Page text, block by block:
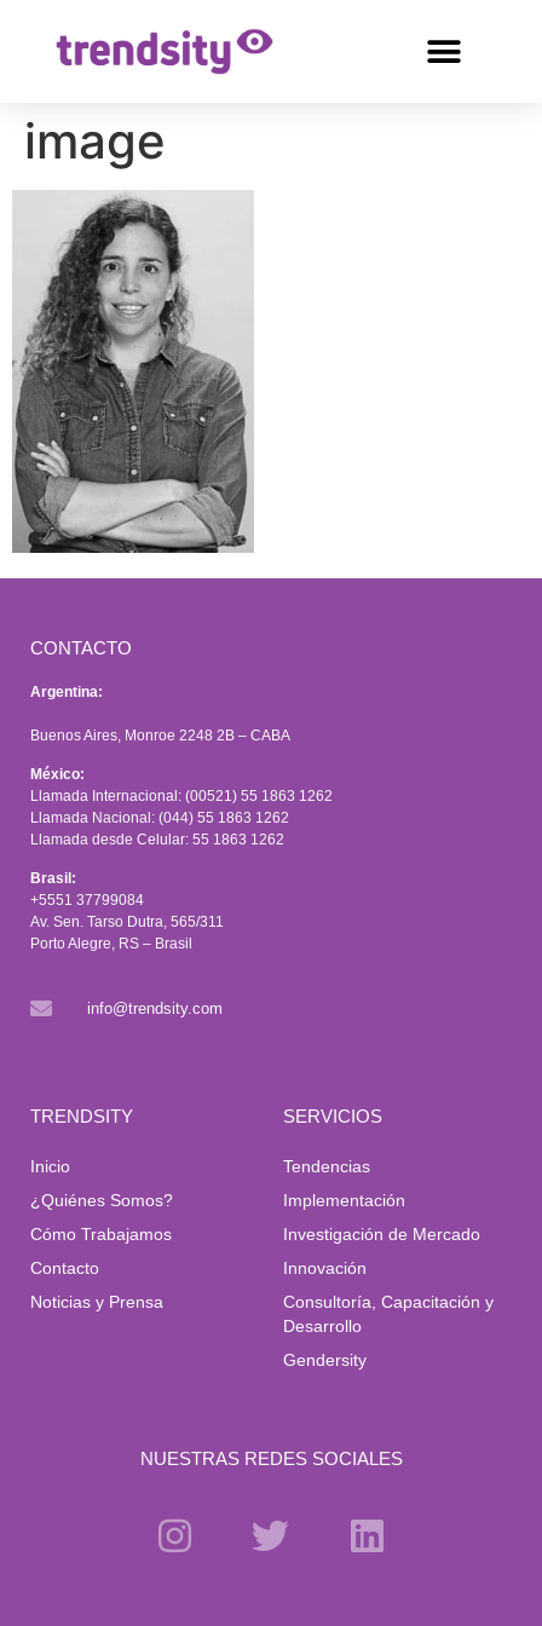
image
CONTACTO
Argentina:
Buenos Aires, Monroe 2248 2B – CABA
México:
Llamada Internacional: (00521) 55 1863 1262
Llamada Nacional: (044) 55 1863 1262
Llamada desde Celular: 55 1863 1262
Brasil:
+5551 37799084
Av. Sen. Tarso Dutra, 565/311
Porto Alegre, RS – Brasil
info@trendsity.com
TRENDSITY
Inicio
¿Quiénes Somos?
Cómo Trabajamos
Contacto
Noticias y Prensa
SERVICIOS
Tendencias
Implementación
Investigación de Mercado
Innovación
Consultoría, Capacitación y
Desarrollo
Gendersity
NUESTRAS REDES SOCIALES